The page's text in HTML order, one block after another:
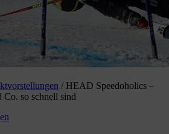
/ HEAD Speedoholics –
Co. so schnell sind